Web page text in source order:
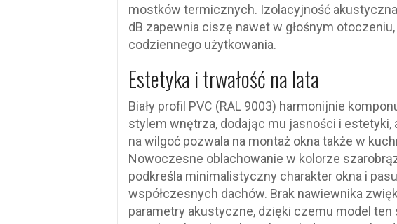
mostków termicznych. Izolacyjność
dB zapewnia ciszę nawet w głośnym
codziennego użytkowania.
Estetyka i trwałość na lata
Biały profil PVC (RAL 9003) harmonijnie
stylem wnętrza, dodając mu jasności i estetyki,
na wilgoć pozwala na montaż okna także w
Nowoczesne oblachowanie w kolorze
podkreśla minimalistyczny charakter okna i
współczesnych dachów. Brak nawiewnika
parametry akustyczne, dzięki czemu model ten